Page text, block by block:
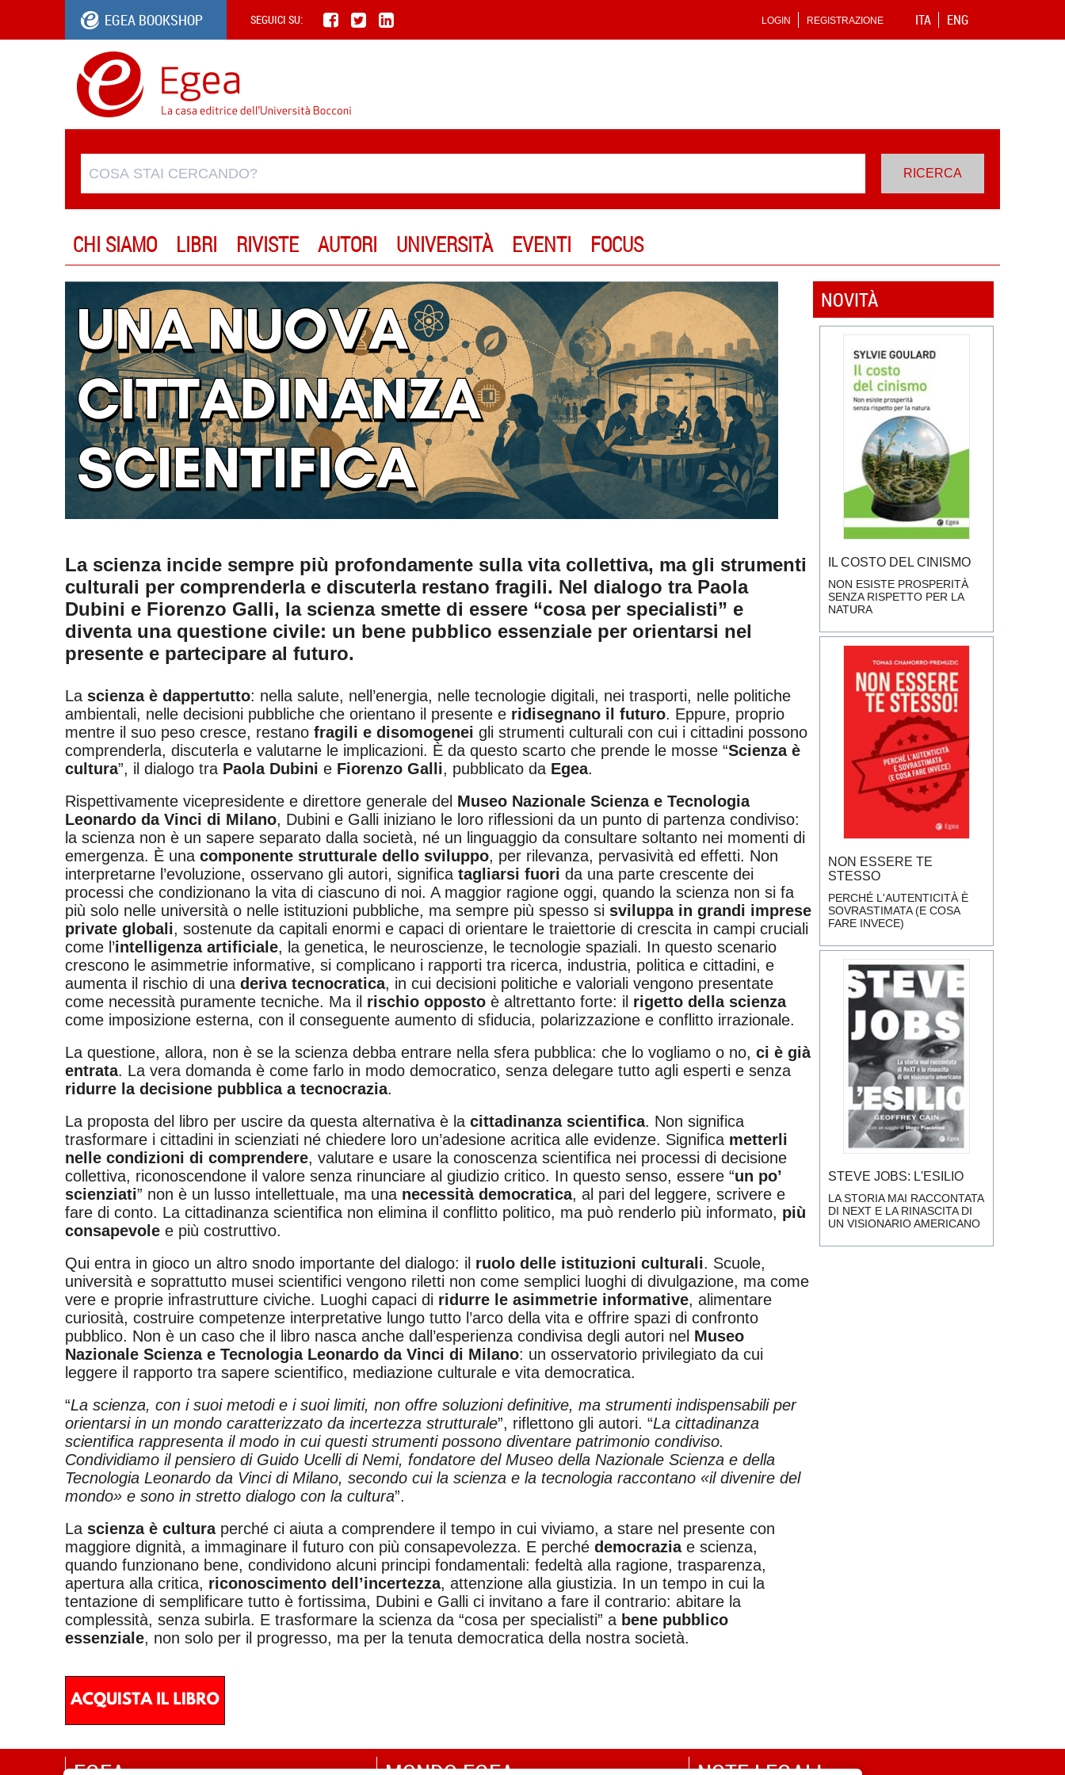
EGEA BOOKSHOP SEGUICI SU: ITA ENG
LOGIN REGISTRAZIONE
CHI SIAMO LIBRI RIVISTE AUTORI UNIVERSITÀ EVENTI FOCUS
La scienza incide sempre più profondamente sulla vita collettiva, ma gli strumenti
culturali per comprenderla e discuterla restano fragili. Nel dialogo tra Paola
Dubini e Fiorenzo Galli, la scienza smette di essere “cosa per specialisti” e
diventa una questione civile: un bene pubblico essenziale per orientarsi nel
presente e partecipare al futuro.
La scienza è dappertutto: nella salute, nell’energia, nelle tecnologie digitali, nei trasporti, nelle politiche
ambientali, nelle decisioni pubbliche che orientano il presente e ridisegnano il futuro. Eppure, proprio
mentre il suo peso cresce, restano fragili e disomogenei gli strumenti culturali con cui i cittadini possono
comprenderla, discuterla e valutarne le implicazioni. È da questo scarto che prende le mosse “Scienza è
cultura”, il dialogo tra Paola Dubini e Fiorenzo Galli, pubblicato da Egea.
Rispettivamente vicepresidente e direttore generale del Museo Nazionale Scienza e Tecnologia
Leonardo da Vinci di Milano, Dubini e Galli iniziano le loro riflessioni da un punto di partenza condiviso:
la scienza non è un sapere separato dalla società, né un linguaggio da consultare soltanto nei momenti di
emergenza. È una componente strutturale dello sviluppo, per rilevanza, pervasività ed effetti. Non
interpretarne l’evoluzione, osservano gli autori, significa tagliarsi fuori da una parte crescente dei
processi che condizionano la vita di ciascuno di noi. A maggior ragione oggi, quando la scienza non si fa
più solo nelle università o nelle istituzioni pubbliche, ma sempre più spesso si sviluppa in grandi imprese
private globali, sostenute da capitali enormi e capaci di orientare le traiettorie di crescita in campi cruciali
come l’intelligenza artificiale, la genetica, le neuroscienze, le tecnologie spaziali. In questo scenario
crescono le asimmetrie informative, si complicano i rapporti tra ricerca, industria, politica e cittadini, e
aumenta il rischio di una deriva tecnocratica, in cui decisioni politiche e valoriali vengono presentate
come necessità puramente tecniche. Ma il rischio opposto è altrettanto forte: il rigetto della scienza
come imposizione esterna, con il conseguente aumento di sfiducia, polarizzazione e conflitto irrazionale.
La questione, allora, non è se la scienza debba entrare nella sfera pubblica: che lo vogliamo o no, ci è già
entrata. La vera domanda è come farlo in modo democratico, senza delegare tutto agli esperti e senza
ridurre la decisione pubblica a tecnocrazia.
La proposta del libro per uscire da questa alternativa è la cittadinanza scientifica. Non significa
trasformare i cittadini in scienziati né chiedere loro un’adesione acritica alle evidenze. Significa metterli
nelle condizioni di comprendere, valutare e usare la conoscenza scientifica nei processi di decisione
collettiva, riconoscendone il valore senza rinunciare al giudizio critico. In questo senso, essere “un po’
scienziati” non è un lusso intellettuale, ma una necessità democratica, al pari del leggere, scrivere e
fare di conto. La cittadinanza scientifica non elimina il conflitto politico, ma può renderlo più informato, più
consapevole e più costruttivo.
Qui entra in gioco un altro snodo importante del dialogo: il ruolo delle istituzioni culturali. Scuole,
università e soprattutto musei scientifici vengono riletti non come semplici luoghi di divulgazione, ma come
vere e proprie infrastrutture civiche. Luoghi capaci di ridurre le asimmetrie informative, alimentare
curiosità, costruire competenze interpretative lungo tutto l’arco della vita e offrire spazi di confronto
pubblico. Non è un caso che il libro nasca anche dall’esperienza condivisa degli autori nel Museo
Nazionale Scienza e Tecnologia Leonardo da Vinci di Milano: un osservatorio privilegiato da cui
leggere il rapporto tra sapere scientifico, mediazione culturale e vita democratica.
“La scienza, con i suoi metodi e i suoi limiti, non offre soluzioni definitive, ma strumenti indispensabili per
orientarsi in un mondo caratterizzato da incertezza strutturale”, riflettono gli autori. “La cittadinanza
scientifica rappresenta il modo in cui questi strumenti possono diventare patrimonio condiviso.
Condividiamo il pensiero di Guido Ucelli di Nemi, fondatore del Museo della Nazionale Scienza e della
Tecnologia Leonardo da Vinci di Milano, secondo cui la scienza e la tecnologia raccontano «il divenire del
mondo» e sono in stretto dialogo con la cultura”.
La scienza è culturaperché ci aiuta a comprendere il tempo in cui viviamo, a stare nel presente con
maggiore dignità, a immaginare il futuro con più consapevolezza. E perché democrazia e scienza,
quando funzionano bene, condividono alcuni principi fondamentali: fedeltà alla ragione, trasparenza,
apertura alla critica, riconoscimento dell’incertezza, attenzione alla giustizia. In un tempo in cui la
tentazione di semplificare tutto è fortissima, Dubini e Galli ci invitano a fare il contrario: abitare la
complessità, senza subirla. E trasformare la scienza da “cosa per specialisti” a bene pubblico
essenziale, non solo per il progresso, ma per la tenuta democratica della nostra società.
NOVITÀ
IL COSTO DEL CINISMO
NON ESISTE PROSPERITÀ
SENZA RISPETTO PER LA
NATURA
NON ESSERE TE
STESSO
PERCHÉ L'AUTENTICITÀ È
SOVRASTIMATA (E COSA
FARE INVECE)
STEVE JOBS: L'ESILIO
LA STORIA MAI RACCONTATA
DI NEXT E LA RINASCITA DI
UN VISIONARIO AMERICANO